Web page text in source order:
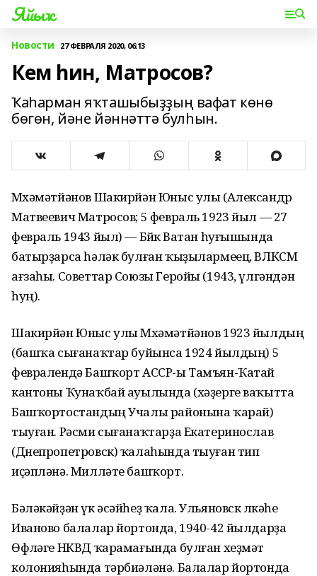
Яйыҡ
Новости 27 ФЕВРАЛЯ 2020, 06:13
Кем һин, Матросов?
Ҡаһарман яҡташыбыҙҙың вафат көнө
бөгөн, йәне йәннәттә булһын.
Мөхәмәтйәнов Шакирйән Юныс улы (Александр
Матвеевич Матросов; 5 февраль 1923 йыл — 27
февраль 1943 йыл) — Бөйөк Ватан һуғышында
батырҙарса һәләк булған ҡыҙылармеец, ВЛКСМ
ағзаһы. Советтар Союзы Геройы (1943, үлгәндән
һуң).
Шакирйән Юныс улы Мөхәмәтйәнов 1923 йылдың
(башҡа сығанаҡтар буйынса 1924 йылдың) 5
февралендә Башҡорт АССР-ы Тамъян-Ҡатай
кантоны Ҡунаҡбай ауылында (хәҙерге ваҡытта
Башҡортостандың Учалы районына ҡарай)
тыуған. Рәсми сығанаҡтарҙа Екатеринослав
(Днепропетровск) ҡалаһында тыуған тип
иҫәпләнә. Милләте башҡорт.
Бәләкәйҙән үк әсәйһеҙ ҡала. Ульяновск өлкәһе
Иваново балалар йортонда, 1940-42 йылдарҙа
Өфөләге НКВД ҡарамағында булған хеҙмәт
колонияһында тәрбиәләнә. Балалар йортонда